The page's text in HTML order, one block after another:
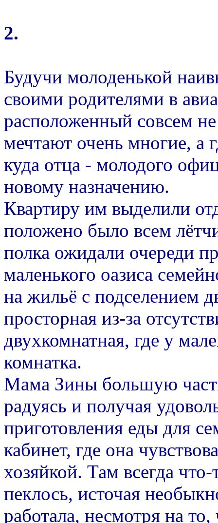
2.
Будучи молоденькой
своими родителями в
расположенный совсем
мечтают очень многие, а
куда отца - молодого
новому назначению.
Квартиру им выделили
положено было всем
полка ожидали очереди
маленького оазиса
на жильё с подселением
просторная из-за
двухкомнатная, где у
комнатка.
Мама Зины большую
радуясь и получая
приготовления еды для
кабинет, где она
хозяйкой. Там всегда
пеклось, источая
работала, несмотря на